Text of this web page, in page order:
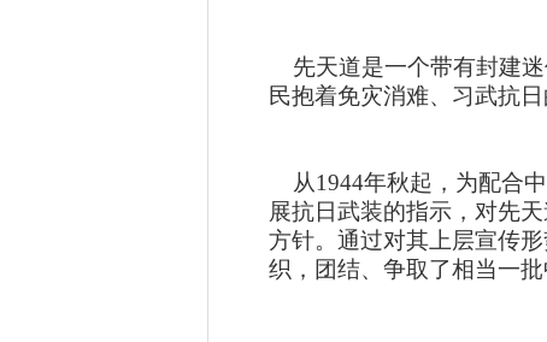
先天道是一个带有封建迷
民抱着免灾消难、习武抗
从1944年秋起，为配合
展抗日武装的指示，对先
方针。通过对其上层宣传
织，团结、争取了相当一批